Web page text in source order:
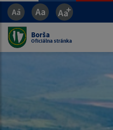
Borša
Oficiálna stránka